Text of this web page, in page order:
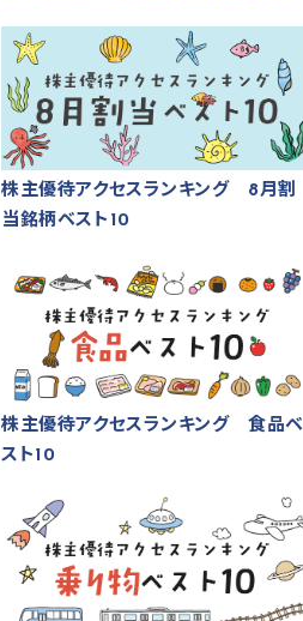
株主優待アクセスランキング 8月割
当銘柄ベスト10
株主優待アクセスランキング 食品ベ
スト10